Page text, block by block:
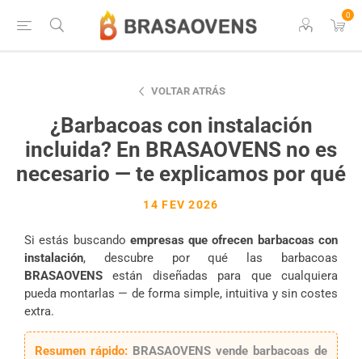
0
VOLTAR ATRÁS
¿Barbacoas con instalación
incluida? En BRASAOVENS no es
necesario — te explicamos por qué
14 FEV 2026
Si estás buscando empresas que ofrecen barbacoas con
instalación, descubre por qué las barbacoas
BRASAOVENS están diseñadas para que cualquiera
pueda montarlas — de forma simple, intuitiva y sin costes
extra.
Resumen rápido: BRASAOVENS vende barbacoas de